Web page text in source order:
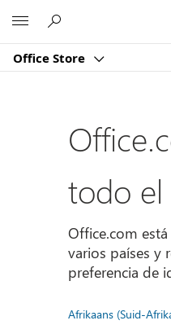
Office Store
todo
Office.com
varios países y
preferencia de
Afrikaans (Suid-